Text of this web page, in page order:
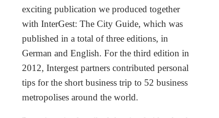
exciting publication we produced together
with InterGest: The City Guide, which was
published in a total of three editions, in
German and English. For the third edition in
2012, Intergest partners contributed personal
tips for the short business trip to 52 business
metropolises around the world.